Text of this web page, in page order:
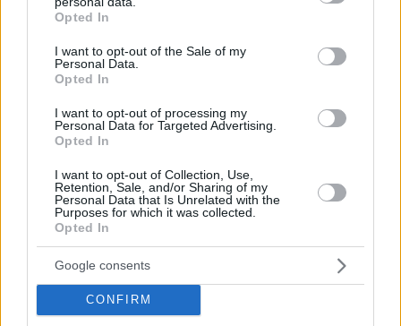
grant or deny consent to Google and its third-party tags to
use your data for below specified purposes in below Google
consent section.
Opted In
I want to opt-out of the Sale of my
Personal Data.
Opted In
I want to opt-out of processing my
Personal Data for Targeted Advertising.
Opted In
I want to opt-out of Collection, Use,
Retention, Sale, and/or Sharing of my
Personal Data that Is Unrelated with the
Purposes for which it was collected.
Opted In
Google consents
CONFIRM
* Υποχρεωτικά πεδία
ΡΟΗ ΕΙΔΗΣΕΩΝ
Ειδήσεις Σχολιασμένα